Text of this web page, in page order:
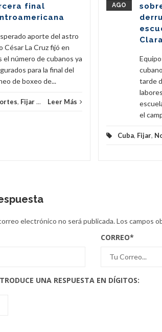
final
aporte del astro
César La Cruz fijó en
el número de cubanos ya
para la final del
de boxeo de...
, Fijar... Leer Más
AGO
Clara
tarde
el
Cuba, Fijar,
electrónico no será publicada.Los campos
CORREO*
UNA RESPUESTA EN DÍGITOS: